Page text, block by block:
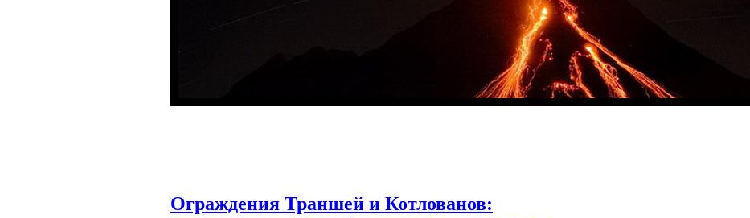
Ограждения Траншей и Котлованов: